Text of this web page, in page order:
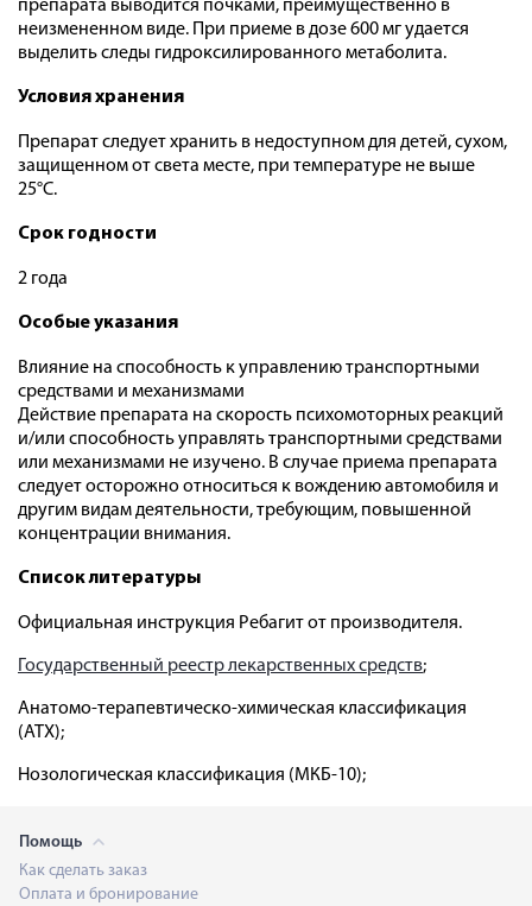
препарата выводится почками, преимущественно в
неизмененном виде. При приеме в дозе 600 мг удается
выделить следы гидроксилированного метаболита.
Условия хранения
Препарат следует хранить в недоступном для детей, сухом,
защищенном от света месте, при температуре не выше
25°С.
Срок годности
2 года
Особые указания
Влияние на способность к управлению транспортными
средствами и механизмами
Действие препарата на скорость психомоторных реакций
и/или способность управлять транспортными средствами
или механизмами не изучено. В случае приема препарата
следует осторожно относиться к вождению автомобиля и
другим видам деятельности, требующим, повышенной
концентрации внимания.
Список литературы
Официальная инструкция Ребагит от производителя.
Государственный реестр лекарственных средств;
Анатомо-терапевтическо-химическая классификация
(ATX);
Нозологическая классификация (МКБ-10);
Помощь
Как сделать заказ
Оплата и бронирование